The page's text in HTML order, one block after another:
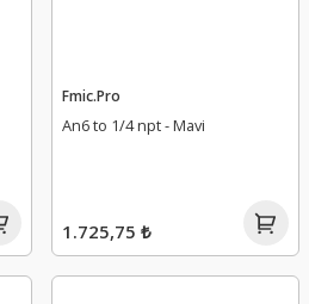
Fmic.Pro
An6 to 1/4 npt - Mavi
1.725,75 ₺